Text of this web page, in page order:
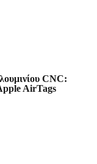
CNC:
AirTags